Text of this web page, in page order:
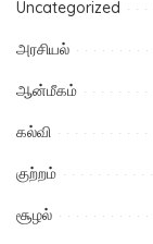
Uncategorized
அரசியல்
ஆன்மீகம்
கல்வி
குற்றம்
சூழல்